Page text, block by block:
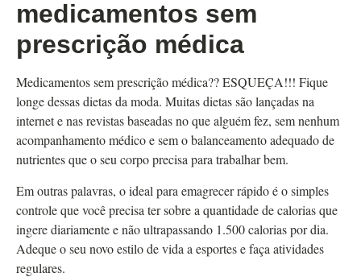
medicamentos sem
prescrição médica
Medicamentos sem prescrição médica?? ESQUEÇA!!! Fique
longe dessas dietas da moda. Muitas dietas são lançadas na
internet e nas revistas baseadas no que alguém fez, sem nenhum
acompanhamento médico e sem o balanceamento adequado de
nutrientes que o seu corpo precisa para trabalhar bem.
Em outras palavras, o ideal para emagrecer rápido é o simples
controle que você precisa ter sobre a quantidade de calorias que
ingere diariamente e não ultrapassando 1.500 calorias por dia.
Adeque o seu novo estilo de vida a esportes e faça atividades
regulares.